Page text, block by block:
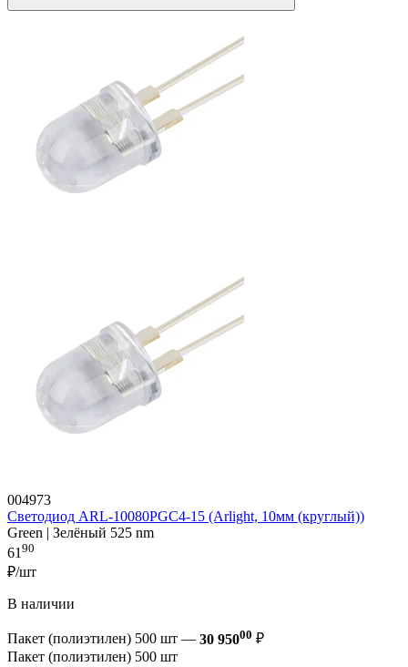
004973
Светодиод ARL-10080PGC4-15 (Arlight, 10мм (круглый))
Green | Зелёный 525 nm
6190
₽/шт
В наличии
Пакет (полиэтилен) 500 шт — 30 95000 ₽
Пакет (полиэтилен) 500 шт